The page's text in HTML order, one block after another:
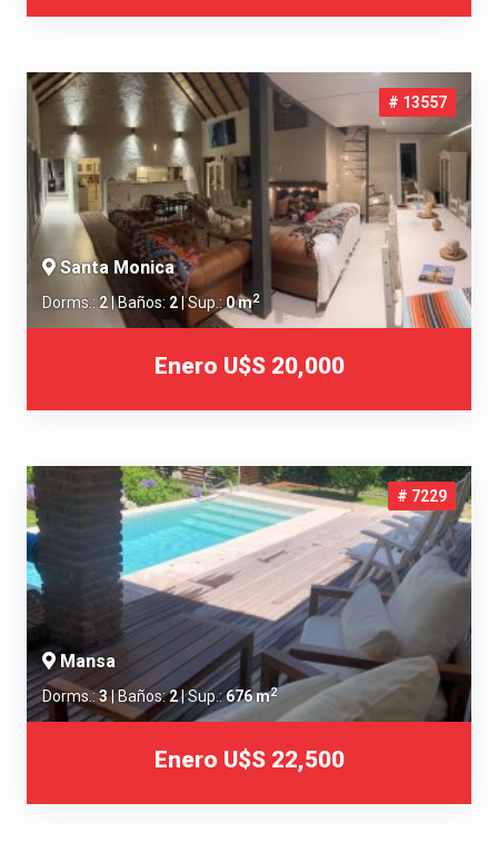
# 13557
Santa Monica
Dorms.: 2 | Baños: 2 | Sup.:0 m2
Enero U$S 20,000
# 7229
Mansa
Dorms.:3| Baños:2| Sup.:676 m2
Enero U$S 22,500